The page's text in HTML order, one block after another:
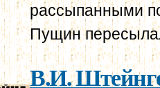
рассыпанными
Пущин
В.И.